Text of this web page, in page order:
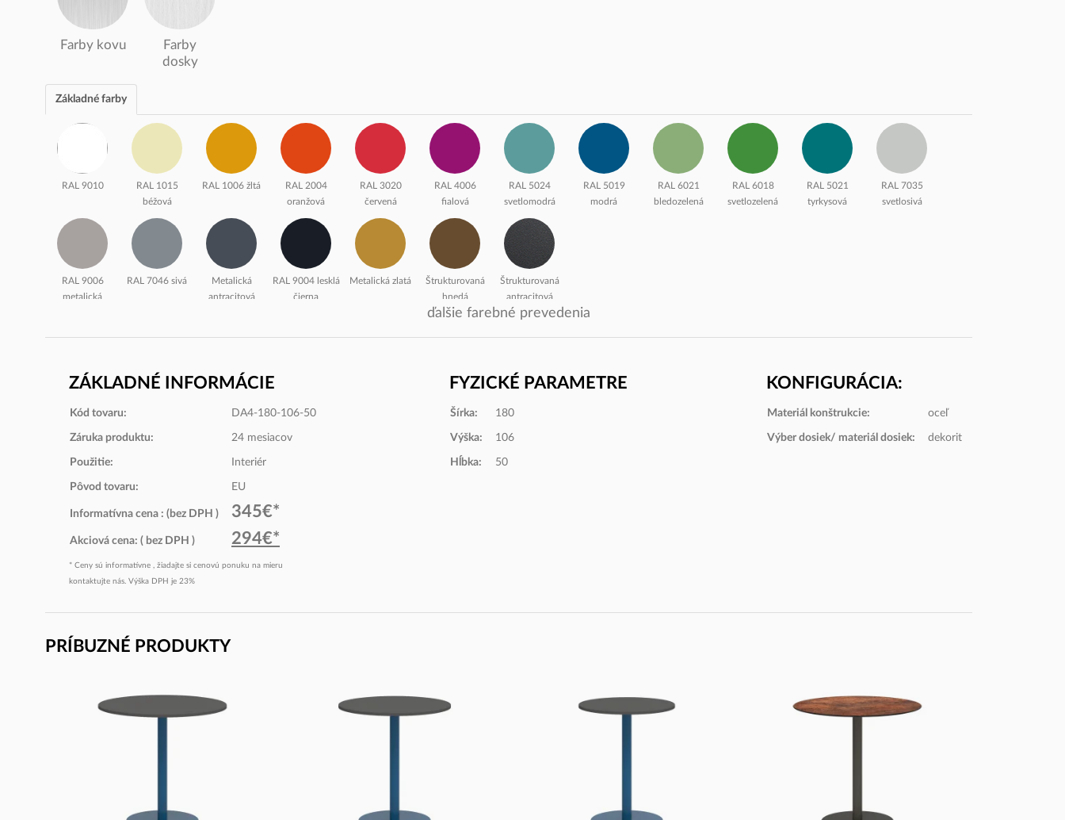
Farby kovu
Farby
dosky
Základné farby
RAL 9010
RAL 1015
béžová
RAL 1006 žltá
RAL 2004
oranžová
RAL 3020
červená
RAL 4006
fialová
RAL 5024
svetlomodrá
RAL 5019
modrá
RAL 6021
bledozelená
RAL 6018
svetlozelená
RAL 5021
tyrkysová
RAL 7035
svetlosivá
RAL 9006
metalická
RAL 7046 sivá
Metalická
antracitová
RAL 9004 lesklá
čierna
Metalická zlatá
Štrukturovaná
hnedá
Štrukturovaná
antracitová
ďalšie farebné prevedenia
3167 Béžová 3150 Sivá
3144 Limetkovo
zelená
Antracitová
ZÁKLADNÉ INFORMÁCIE
Kód tovaru: DA4-180-106-50
Záruka produktu: 24 mesiacov
Použitie: Interiér
Pôvod tovaru: EU
Informatívna cena : (bez DPH ) 345€*
Akciová cena: ( bez DPH ) 294€*
* Ceny sú informatívne , žiadajte si cenovú ponuku na mieru
kontaktujte nás. Výška DPH je 23%
FYZICKÉ PARAMETRE
Šírka: 180
Výška: 106
Hĺbka: 50
KONFIGURÁCIA:
Materiál konštrukcie: oceľ
Výber dosiek/ materiál dosiek: dekorit
PRÍBUZNÉ PRODUKTY